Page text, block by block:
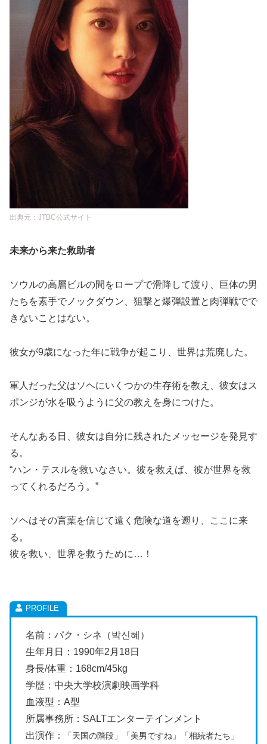
出典元：JTBC公式サイト
未来から来た救助者
ソウルの高層ビルの間をロープで滑降して渡り、巨体の男
たちを素手でノックダウン、狙撃と爆弾設置と肉弾戦でで
きないことはない。
彼女が9歳になった年に戦争が起こり、世界は荒廃した。
軍人だった父はソヘにいくつかの生存術を教え、彼女はス
ポンジが水を吸うように父の教えを身につけた。
そんなある日、彼女は自分に残されたメッセージを発見す
る。
“ハン・テスルを救いなさい。彼を救えば、彼が世界を救
ってくれるだろう。”
ソヘはその言葉を信じて遠く危険な道を遡り、ここに来
る。
彼を救い、世界を救うために…！
名前：パク・シネ（박신혜）
生年月日：1990年2月18日
身長/体重：168cm/45kg
学歴：中央大学校演劇映画学科
血液型：A型
所属事務所：SALTエンターテインメント
出演作：
「天国の階段」「美男ですね」「相続者たち」